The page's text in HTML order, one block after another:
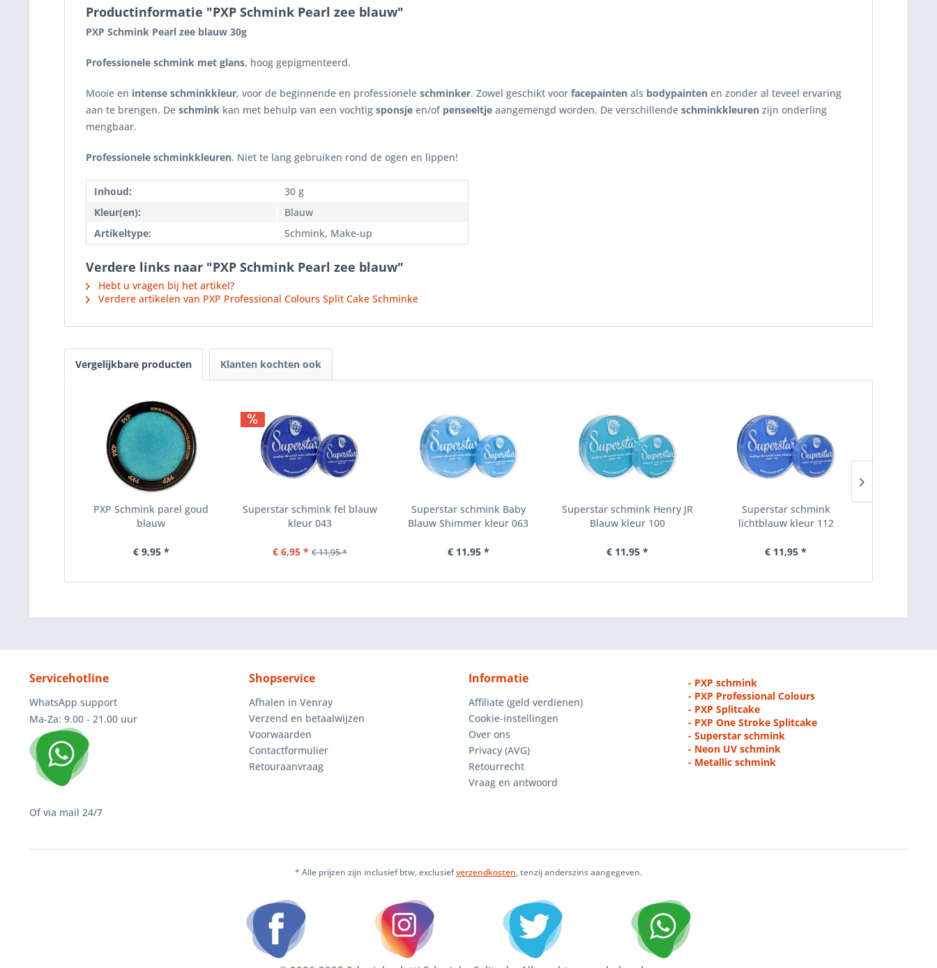
Productinformatie "PXP Schmink Pearl zee blauw"
PXP Schmink Pearl zee blauw 30g
Professionele schmink met glans, hoog gepigmenteerd.
Mooie en intense schminkkleur, voor de beginnende en professionele schminker. Zowel geschikt voor facepainten als bodypainten en zonder al teveel ervaring
aan te brengen. De schmink kan met behulp van een vochtig sponsje en/of penseeltje aangemengd worden. De verschillende schminkkleuren zijn onderling
mengbaar.
Professionele schminkkleuren. Niet te lang gebruiken rond de ogen en lippen!
Inhoud:
30 g
Kleur(en):
Blauw
Artikeltype:
Schmink, Make-up
Verdere links naar "PXP Schmink Pearl zee blauw"
Hebt u vragen bij het artikel?
Verdere artikelen van PXP Professional Colours Split Cake Schminke
Vergelijkbare producten Klanten kochten ook
PXP Schmink parel goud
blauw
€ 9,95 *
Superstar schmink fel blauw
kleur 043
€ 6,95 * € 11,95 *
Superstar schmink Baby
Blauw Shimmer kleur 063
€ 11,95 *
Superstar schmink Henry JR
Blauw kleur 100
€ 11,95 *
Superstar schmink
lichtblauw kleur 112
€ 11,95 *
Servicehotline
WhatsApp support
Ma-Za: 9.00 - 21.00 uur
Of via mail 24/7
Shopservice
Afhalen in Venray
Verzend en betaalwijzen
Voorwaarden
Contactformulier
Retouraanvraag
Informatie
Affiliate (geld verdienen)
Cookie-instellingen
Over ons
Privacy (AVG)
Retourrecht
Vraag en antwoord
- PXP schmink
- PXP Professional Colours
- PXP Splitcake
- PXP One Stroke Splitcake
- Superstar schmink
- Neon UV schmink
- Metallic schmink
* Alle prijzen zijn inclusief btw, exclusiefverzendkosten, tenzij anderszins aangegeven.